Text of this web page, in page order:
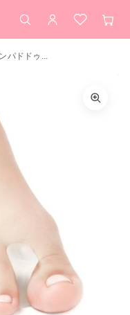
検索 アカウント
お気に入
カ
ントゥケアシリー
2個入）（足指同士
防）
カートを見る
パドドゥ...